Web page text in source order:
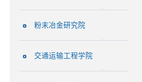
粉末冶金研究院
交通运输工程学院